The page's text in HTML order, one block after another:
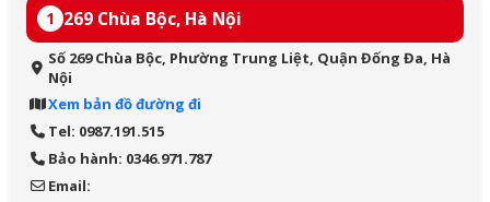
1 269 Chùa Bộc, Hà Nội
Số 269 Chùa Bộc, Phường Trung Liệt, Quận Đống Đa, Hà
Nội
Xem bản đồ đường đi
Tel: 0987.191.515
Bảo hành: 0346.971.787
Email: